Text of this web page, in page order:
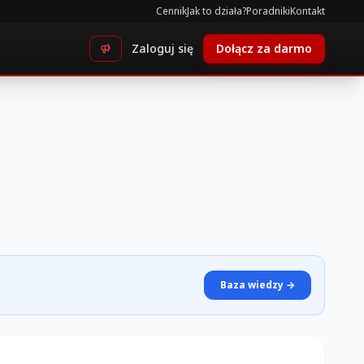
CennikJak to działa?PoradnikiKontakt
Zaloguj się Dołącz za darmo
Baza wiedzy →